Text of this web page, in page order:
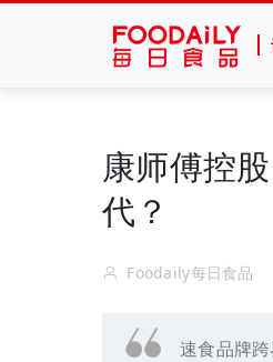
康师傅控
代？
Foodaily每日食品
速食品牌